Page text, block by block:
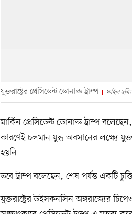
যুক্তরাষ্ট্রের প্রেসিডেন্ট ডোনাল্ড ট্রাম্প ফাইল ছবি:
মার্কিন প্রেসিডেন্ট ডোনাল্ড ট্রাম্প
কারণেই চলমান যুদ্ধ অবসানের লক্ষ্যে
হয়নি।
তবে ট্রাম্প বলেছেন, শেষ পর্যন্ত একটি
যুক্তরাষ্ট্রের উইসকনসিন অঙ্গরাজ্যের